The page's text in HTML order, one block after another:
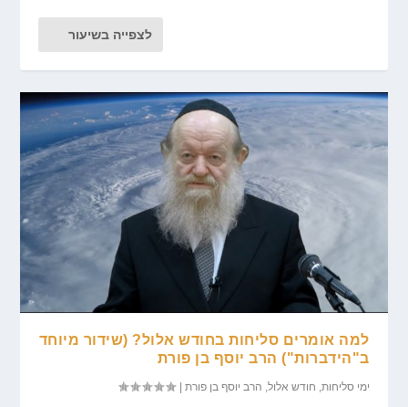
לצפייה בשיעור
למה אומרים סליחות בחודש אלול? (שידור מיוחד
ב"הידברות") הרב יוסף בן פורת
ימי סליחות, חודש אלול, הרב יוסף בן פורת |